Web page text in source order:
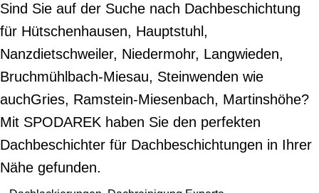
Sind Sie auf der Suche nach Dachbeschichtung
für Hütschenhausen, Hauptstuhl,
Nanzdietschweiler, Niedermohr, Langwieden,
Bruchmühlbach-Miesau, Steinwenden wie
auchGries, Ramstein-Miesenbach, Martinshöhe?
Mit SPODAREK haben Sie den perfekten
Dachbeschichter für Dachbeschichtungen in Ihrer
Nähe gefunden.